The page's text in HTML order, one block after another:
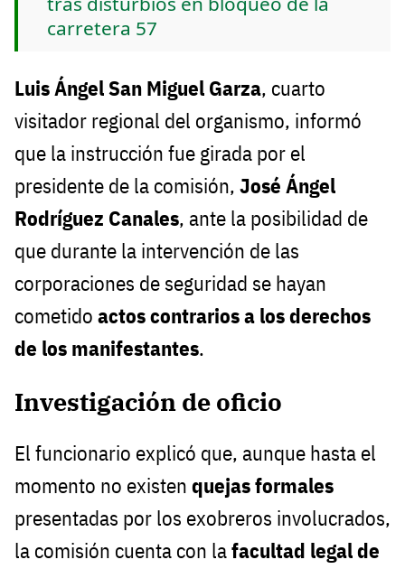
carretera 57
Luis Ángel San Miguel Garza, cuarto
visitador regional del organismo, informó
que la instrucción fue girada por el
presidente de la comisión, José Ángel
Rodríguez Canales, ante la posibilidad de
que durante la intervención de las
corporaciones de seguridad se hayan
cometido actos contrarios a los derechos
de los manifestantes.
Investigación de oficio
El funcionario explicó que, aunque hasta el
momento no existen quejas formales
presentadas por los exobreros involucrados,
la comisión cuenta con lafacultad legal de